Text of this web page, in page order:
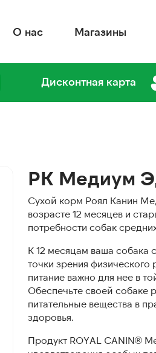
О нас Магазины
Дисконтная карта
РК Медиум
Сухой корм Роял Канин
возрасте 12 месяцев и
потребности собак
К 12 месяцам ваша собака
точки зрения физического
питание важно для нее в
Обеспечьте своей
питательные вещества в
здоровья.
Продукт ROYAL CANIN®